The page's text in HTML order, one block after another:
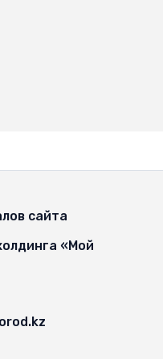
сайта
«Мой